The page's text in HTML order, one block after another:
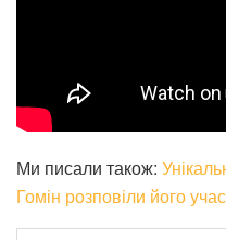
Ми писали також:
Гомін розповіли його